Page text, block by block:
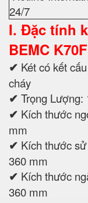
24/7
I. Đặc tính
BEMC K70F
✔ Két có kết
cháy
✔ Trọng Lượng:
✔ Kích thước
mm
✔ Kích thước
360 mm
✔ Kích thước
360 mm